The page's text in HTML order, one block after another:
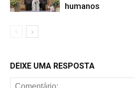
humanos
DEIXE UMA RESPOSTA